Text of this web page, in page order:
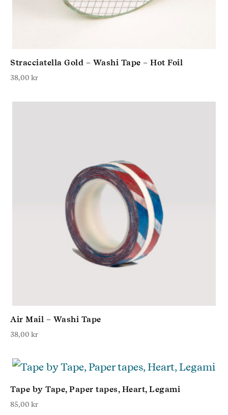
Stracciatella Gold – Washi Tape – Hot Foil
38,00 kr
Air Mail – Washi Tape
38,00 kr
Tape by Tape, Paper tapes, Heart, Legami
85,00 kr